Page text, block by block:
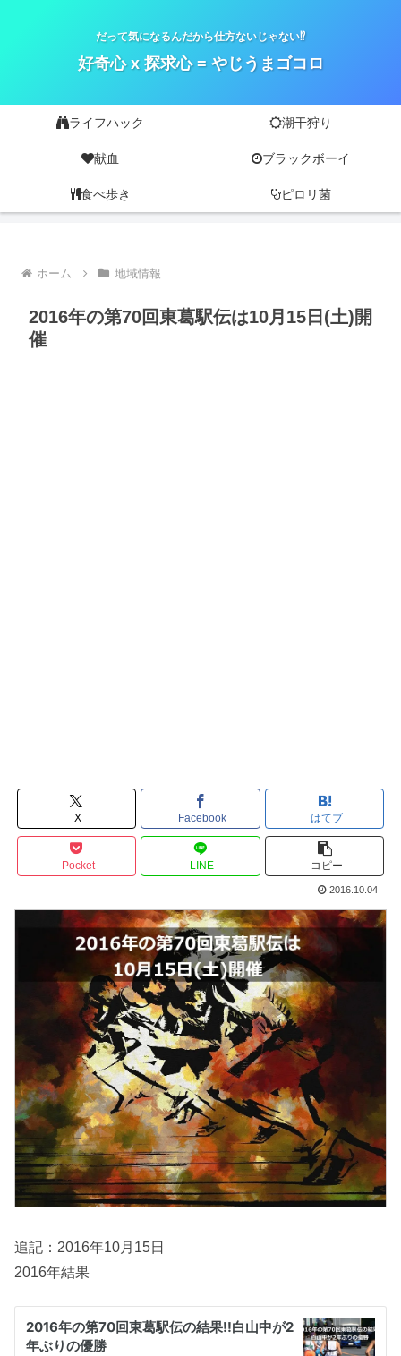
だって気になるんだから仕方ないじゃない⁉
好奇心 x 探求心 = やじうまゴコロ
ライフハック 潮干狩り
献血 ブラックボーイ
食べ歩き ピロリ菌
ホーム 地域情報
2016年の第70回東葛駅伝は10月15日(土)開
催
X Facebook はてブ
Pocket LINE コピー
2016.10.04
追記：2016年10月15日
2016年結果